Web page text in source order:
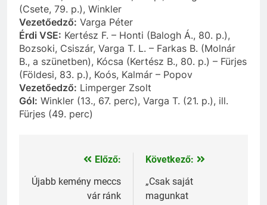
(Csete, 79. p.), Winkler
Vezetőedző: Varga Péter
Érdi VSE: Kertész F. – Honti (Balogh Á., 80. p.),
Bozsoki, Csiszár, Varga T. L. – Farkas B. (Molnár
B., a szünetben), Kócsa (Kertész B., 80. p.) – Fürjes
(Földesi, 83. p.), Koós, Kalmár – Popov
Vezetőedző: Limperger Zsolt
Gól: Winkler (13., 67. perc), Varga T. (21. p.), ill.
Fürjes (49. perc)
Bejegyzés
navigáció
Előző:
Újabb kemény meccs
vár ránk
Következő:
„Csak saját
magunkat